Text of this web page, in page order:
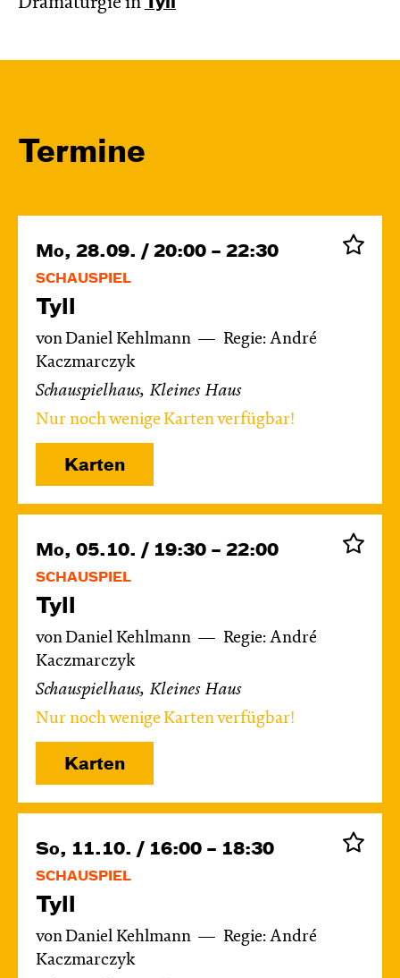
Dramaturgie in
Termine
Mo, 28.09. / 20:00 – 22:30
SCHAUSPIEL
Tyll
von Daniel Kehlmann
Regie: André
Kaczmarczyk
Schauspielhaus, Kleines Haus
Nur noch wenige Karten verfügbar!
Karten
Mo, 05.10. / 19:30 – 22:00
SCHAUSPIEL
Tyll
von Daniel Kehlmann
Regie: André
Kaczmarczyk
Schauspielhaus, Kleines Haus
Nur noch wenige Karten verfügbar!
Karten
So, 11.10. / 16:00 – 18:30
SCHAUSPIEL
Tyll
von Daniel Kehlmann
Regie: André
Kaczmarczyk